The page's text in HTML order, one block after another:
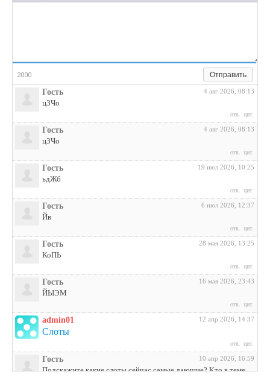
Отправить
2000
Гость 4 авг 2026, 08:13
цЗЧо
отв. цит.
Гость 4 авг 2026, 08:13
цЗЧо
отв. цит.
Гость 19 июл 2026, 10:25
ьдЖб
отв. цит.
Гость 6 июл 2026, 12:37
Йв
отв. цит.
Гость 28 мая 2026, 13:25
КоПЬ
отв. цит.
Гость 16 мая 2026, 23:43
ЙЫЭМ
отв. цит.
admin01 12 апр 2026, 14:37
Слоты
отв. цит.
Гость 10 апр 2026, 16:59
Подскажите какие слоты сейчас самые дающие? Кто в теме